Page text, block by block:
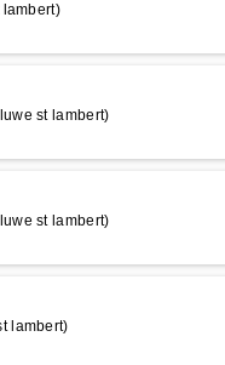
lambert)
st lambert)
st lambert)
lambert)